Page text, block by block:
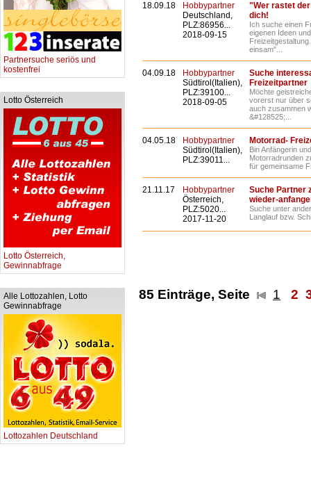
Partnersuche seriös und
kostenfrei
Lotto Österreich
Lotto Österreich,
Gewinnabfrage
Alle Lottozahlen, Lotto
Gewinnabfrage
Lottozahlen Deutschland
18.09.18
Hobbypartner
Deutschland,
PLZ:86956...
2018-09-15
"Wer rastet
dich!
Ich suche einen
eigenen Ideen
einsam"...
04.09.18
Hobbypartner
Südtirol(Italien),
PLZ:39100...
2018-09-05
Suche
Freizeitpartner
Möchte
vorerst nur über
auch zusammen
&#128525;...
04.05.18
Hobbypartner
Südtirol(Italien),
PLZ:39011...
Motorrad-
Bin Anfängerin
Motorradrunden
für gemeinsame
21.11.17
Hobbypartner
Österreich,
PLZ:5020...
2017-11-20
Suche Partner
wieder-
Suche unter
Langlauf bzw.
85 Einträge, Seite 1 2